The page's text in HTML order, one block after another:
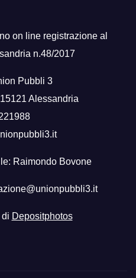
on line registrazione al
n.48/2017
Pubbli 3
Alessandria
Raimondo Bovone
Depositphotos